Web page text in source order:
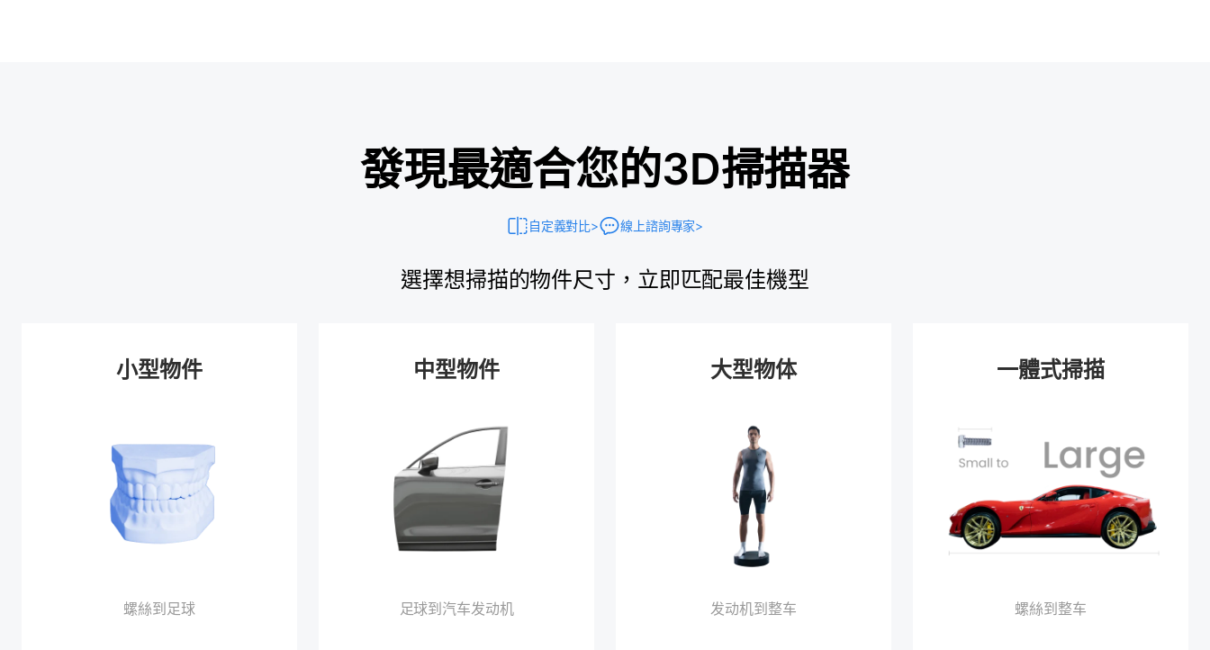
發現最適合您的3D掃描器
自定義對比> 線上諮詢專家>
選擇想掃描的物件尺寸，立即匹配最佳機型
小型物件
螺絲到足球
中型物件
足球到汽车发动机
大型物体
发动机到整车
一體式掃描
螺絲到整车